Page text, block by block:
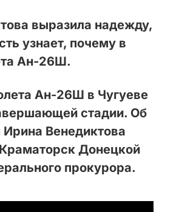
выразила надежду,
узнает, почему в
Ан-26Ш.
Ан-26Ш в Чугуеве
стадии. Об
Венедиктова
Донецкой
прокурора.